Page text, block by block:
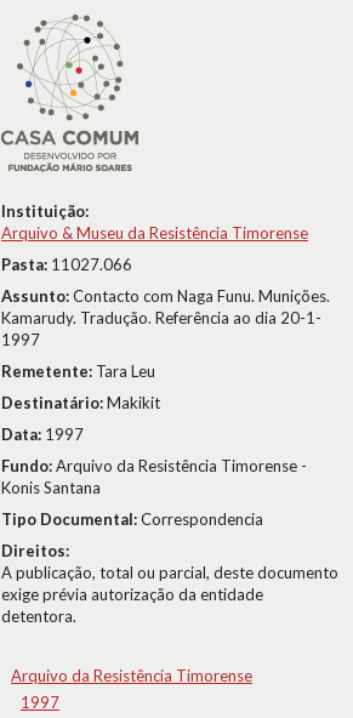
Instituição:
Arquivo & Museu da Resistência Timorense
Pasta: 11027.066
Assunto:Contacto com Naga Funu. Munições.
Kamarudy. Tradução. Referência ao dia 20-1-
1997
Remetente: Tara Leu
Destinatário:Makikit
Data: 1997
Fundo:Arquivo da Resistência Timorense -
Konis Santana
Tipo Documental:Correspondencia
Direitos:
A publicação, total ou parcial, deste documento
exige prévia autorização da entidade
detentora.
Arquivo da Resistência Timorense
1997